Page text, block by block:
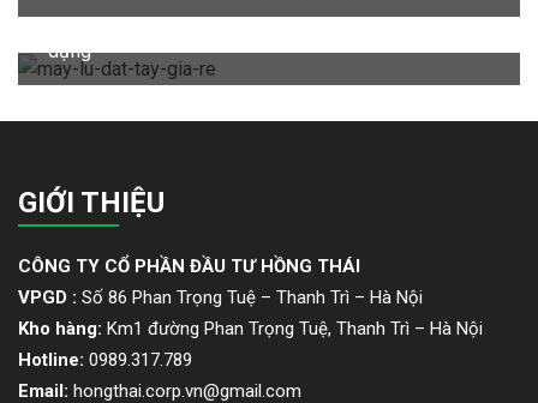
Máy lu dắt tay được sử dụng phổ biến trong xây
dựng
GIỚI THIỆU
CÔNG TY CỔ PHẦN ĐẦU TƯ HỒNG THÁI
VPGD : Số 86 Phan Trọng Tuệ – Thanh Trì – Hà Nội
Kho hàng: Km1 đường Phan Trọng Tuệ, Thanh Trì – Hà Nội
Hotline: 0989.317.789
Email: hongthai.corp.vn@gmail.com